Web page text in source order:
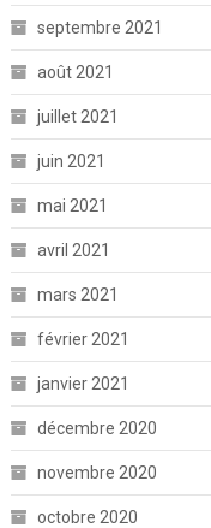
septembre 2021
août 2021
juillet 2021
juin 2021
mai 2021
avril 2021
mars 2021
février 2021
janvier 2021
décembre 2020
novembre 2020
octobre 2020